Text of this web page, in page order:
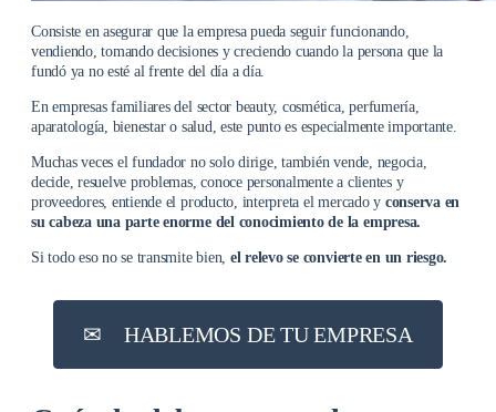
Consiste en asegurar que la empresa pueda seguir funcionando,
vendiendo, tomando decisiones y creciendo cuando la persona que la
fundó ya no esté al frente del día a día.
En empresas familiares del sector beauty, cosmética, perfumería,
aparatología, bienestar o salud, este punto es especialmente importante.
Muchas veces el fundador no solo dirige, también vende, negocia,
decide, resuelve problemas, conoce personalmente a clientes y
proveedores, entiende el producto, interpreta el mercado y conserva en
su cabeza una parte enorme del conocimiento de la empresa.
Si todo eso no se transmite bien, el relevo se convierte en un riesgo.
✉︎ HABLEMOS DE TU EMPRESA